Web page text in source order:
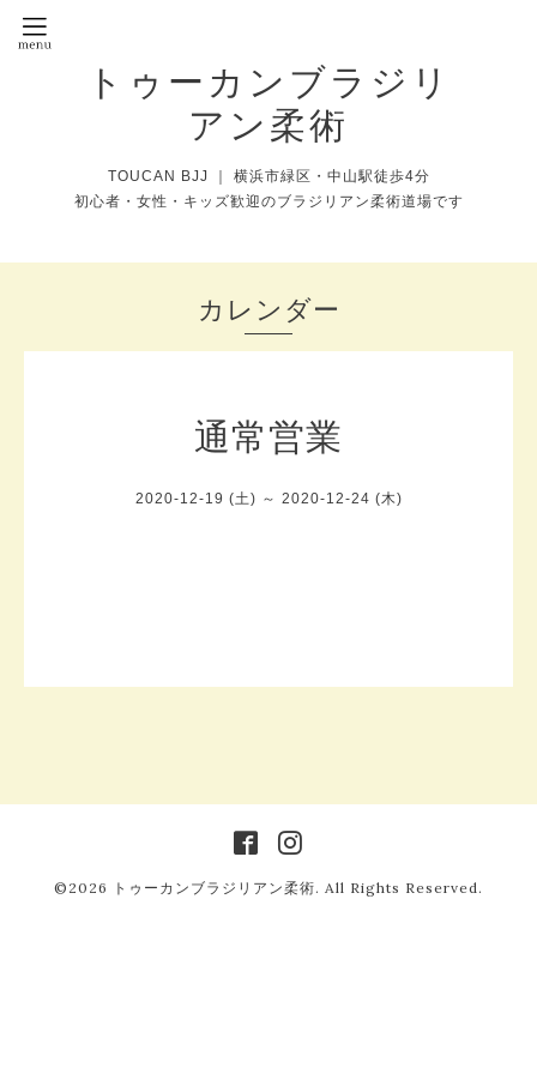
トゥーカンブラジリ
アン柔術
TOUCAN BJJ ｜ 横浜市緑区・中山駅徒歩4分
初心者・女性・キッズ歓迎のブラジリアン柔術道場です
カレンダー
通常営業
2020-12-19 (土) ～ 2020-12-24 (木)
©2026 トゥーカンブラジリアン柔術. All Rights Reserved.